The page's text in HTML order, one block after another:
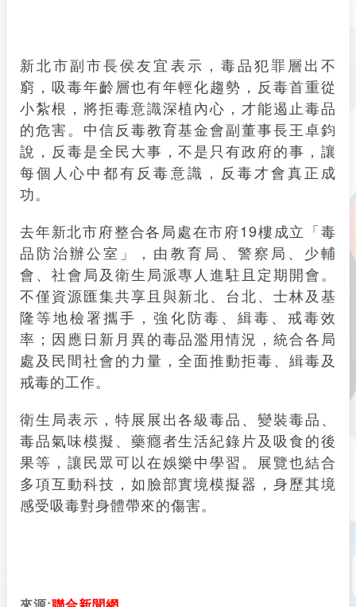
新北市副市長侯友宜表示，毒品犯罪層出不
窮，吸毒年齡層也有年輕化趨勢，反毒首重從
小紮根，將拒毒意識深植內心，才能遏止毒品
的危害。中信反毒教育基金會副董事長王卓鈞
說，反毒是全民大事，不是只有政府的事，讓
每個人心中都有反毒意識，反毒才會真正成
功。
去年新北市府整合各局處在市府19樓成立「毒
品防治辦公室」，由教育局、警察局、少輔
會、社會局及衛生局派專人進駐且定期開會。
不僅資源匯集共享且與新北、台北、士林及基
隆等地檢署攜手，強化防毒、緝毒、戒毒效
率；因應日新月異的毒品濫用情況，統合各局
處及民間社會的力量，全面推動拒毒、緝毒及
戒毒的工作。
衛生局表示，特展展出各級毒品、變裝毒品、
毒品氣味模擬、藥癮者生活紀錄片及吸食的後
果等，讓民眾可以在娛樂中學習。展覽也結合
多項互動科技，如臉部實境模擬器，身歷其境
感受吸毒對身體帶來的傷害。